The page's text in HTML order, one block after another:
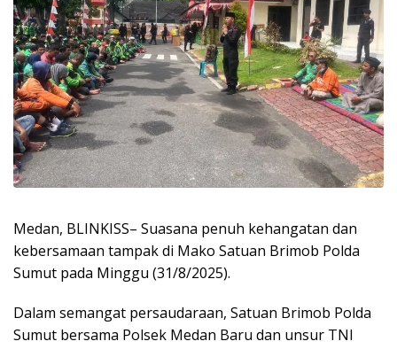
Medan, BLINKISS– Suasana penuh kehangatan dan
kebersamaan tampak di Mako Satuan Brimob Polda
Sumut pada Minggu (31/8/2025).
Dalam semangat persaudaraan, Satuan Brimob Polda
Sumut bersama Polsek Medan Baru dan unsur TNI